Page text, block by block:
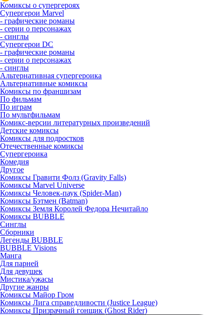
Комиксы о супергероях
Супергерои Marvel
- графические романы
- серии о персонажах
- синглы
Супергерои DC
- графические романы
- серии о персонажах
- синглы
Альтернативная супергероика
Альтернативные комиксы
Комиксы по франшизам
По фильмам
По играм
По мультфильмам
Комикс-версии литературных произведений
Детские комиксы
Комиксы для подростков
Отечественные комиксы
Супергероика
Комедия
Другое
Комиксы Гравити Фолз (Gravity Falls)
Комиксы Marvel Universe
Комиксы Человек-паук (Spider-Man)
Комиксы Бэтмен (Batman)
Комиксы Земля Королей Федора Нечитайло
Комиксы BUBBLE
Синглы
Сборники
Легенды BUBBLE
BUBBLE Visions
Манга
Для парней
Для девушек
Мистика/ужасы
Другие жанры
Комиксы Майор Гром
Комиксы Лига справедливости (Justice League)
Комиксы Призрачный гонщик (Ghost Rider)